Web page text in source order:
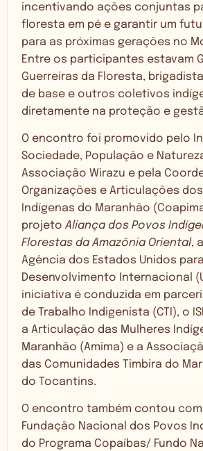
incentivando ações conjuntas
floresta em pé e garantir um
para as próximas gerações no
Entre os participantes estavam
Guerreiras da Floresta,
de base e outros coletivos
diretamente na proteção e
O encontro foi promovido pelo
Sociedade, População e
Associação Wirazu e pela
Organizações e Articulações
Indígenas do Maranhão
projeto Aliança dos Povos
Florestas da Amazônia Oriental,
Agência dos Estados Unidos
Desenvolvimento Internacional
iniciativa é conduzida em
de Trabalho Indigenista (CTI), o
a Articulação das Mulheres
Maranhão (Amima) e a
das Comunidades Timbira do
do Tocantins.
O encontro também contou
Fundação Nacional dos Povos
do Programa Copaíbas/ Fundo